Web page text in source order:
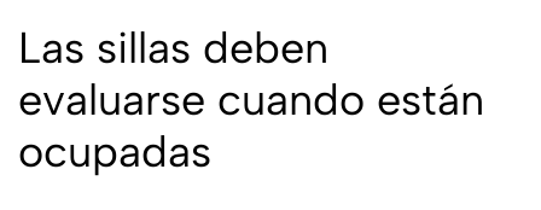
Las sillas deben
evaluarse cuando están
ocupadas